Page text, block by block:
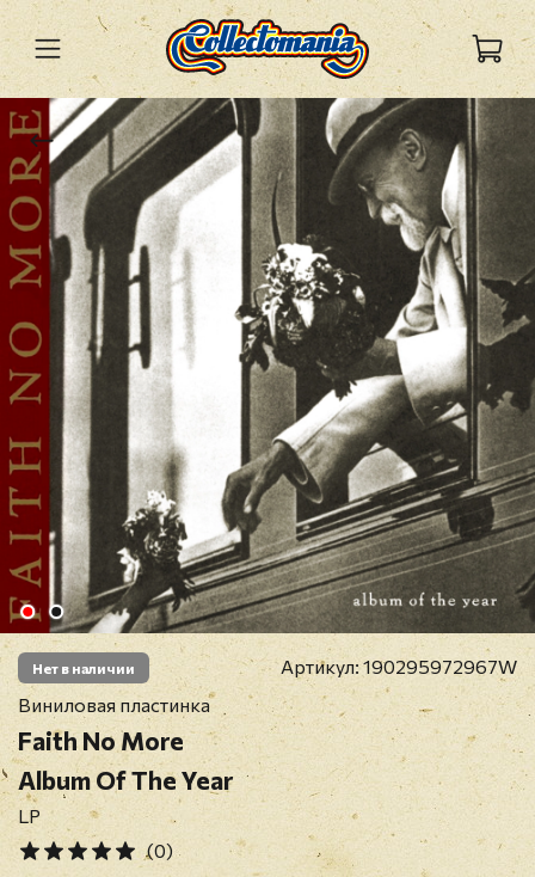
Нет в наличии Артикул: 190295972967W
Виниловая пластинка
Faith No More
Album Of The Year
LP
(0)